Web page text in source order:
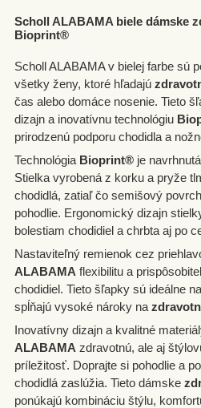
Sandále
Scholl ALABAMA biele dámske
Bioprint®
Scholl ALABAMA v bielej farbe sú
všetky ženy, ktoré hľadajú
čas alebo domáce nosenie. Tieto
dizajn a inovatívnu technológiu
prirodzenú podporu chodidla a
Technológia Bioprint®je
Stielka vyrobená z korku a pryže
chodidlá, zatiaľ čo semišový
pohodlie. Ergonomický dizajn
bolestiam chodidiel a chrbta aj po
Nastaviteľný remienok cez
ALABAMA flexibilitu a
chodidiel. Tieto šľapky sú ideálne
spĺňajú vysoké nároky na
Inovatívny dizajn a kvalitné
ALABAMA zdravotnú, ale aj
príležitosť. Doprajte si pohodlie a
chodidlá zaslúžia. Tieto dámske
ponúkajú kombináciu štýlu,